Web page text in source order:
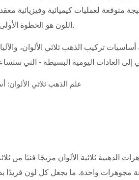
متوقعة لعمليات كيميائية وفيزيائية
اللون هو الخطوة الأولى نحو منعه واتخاذ خيارات أكثر وعيًا عند شراء هذه القطع الثمينة أو ترميمها.
تركيب الذهب ثلاثي الألوان،
الذهبية ثلاثية الألوان مزيجًا فنيًا
واحدة. ما يجعل كل لون فريدًا